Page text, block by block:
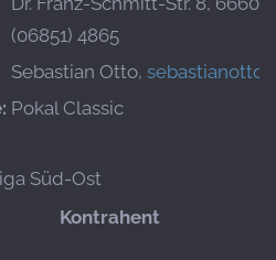
(06851) 4865
Sebastian Otto,
Pokal Classic
Süd-Ost
Kontrahent